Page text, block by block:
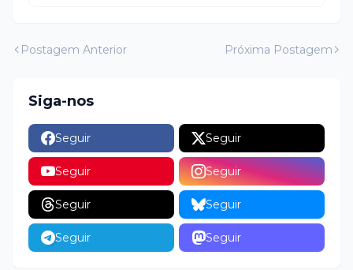
Postagem Anterior Próxima Postagem
Siga-nos
Seguir Seguir
Seguir Seguir
Seguir Seguir
Seguir Seguir